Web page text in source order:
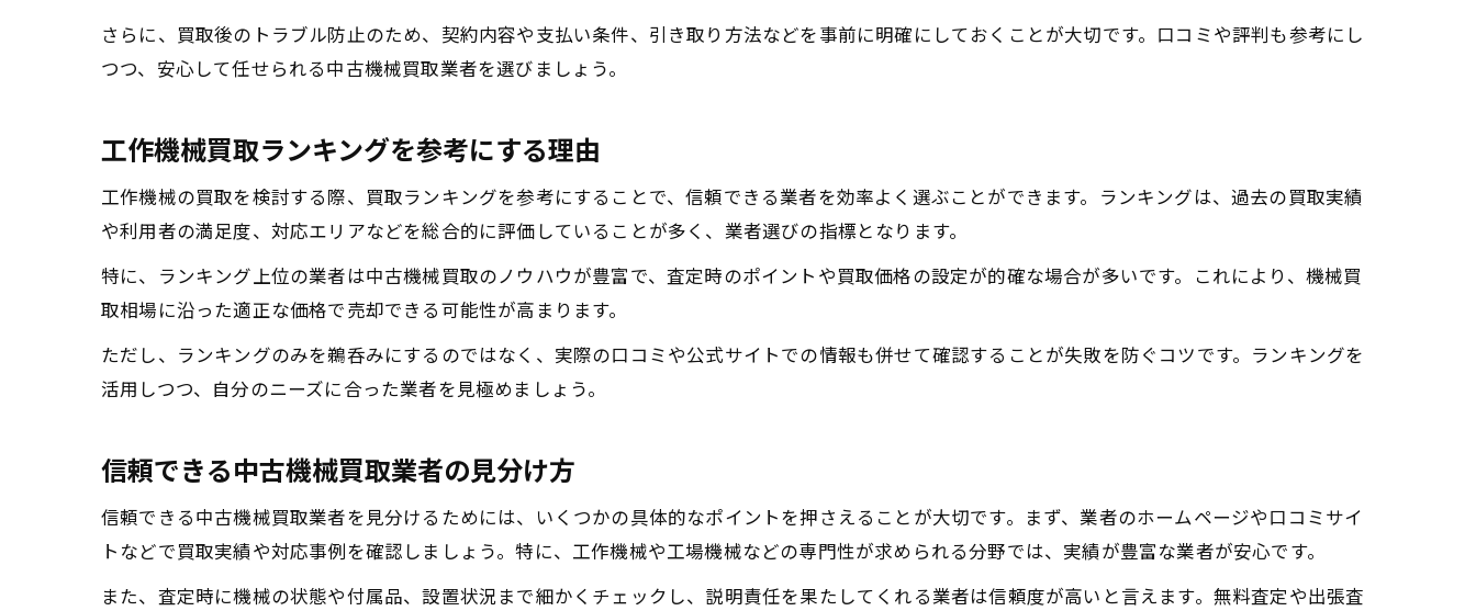
さらに、買取後のトラブル防止のため、契約内容や支払い条件、引き取り方法などを事前に明確にしておくことが大切です。口コミや評判も参考にし
つつ、安心して任せられる中古機械買取業者を選びましょう。
工作機械買取ランキングを参考にする理由
工作機械の買取を検討する際、買取ランキングを参考にすることで、信頼できる業者を効率よく選ぶことができます。ランキングは、過去の買取実績
や利用者の満足度、対応エリアなどを総合的に評価していることが多く、業者選びの指標となります。
特に、ランキング上位の業者は中古機械買取のノウハウが豊富で、査定時のポイントや買取価格の設定が的確な場合が多いです。これにより、機械買
取相場に沿った適正な価格で売却できる可能性が高まります。
ただし、ランキングのみを鵜呑みにするのではなく、実際の口コミや公式サイトでの情報も併せて確認することが失敗を防ぐコツです。ランキングを
活用しつつ、自分のニーズに合った業者を見極めましょう。
信頼できる中古機械買取業者の見分け方
信頼できる中古機械買取業者を見分けるためには、いくつかの具体的なポイントを押さえることが大切です。まず、業者のホームページや口コミサイ
トなどで買取実績や対応事例を確認しましょう。特に、工作機械や工場機械などの専門性が求められる分野では、実績が豊富な業者が安心です。
また、査定時に機械の状態や付属品、設置状況まで細かくチェックし、説明責任を果たしてくれる業者は信頼度が高いと言えます。無料査定や出張査